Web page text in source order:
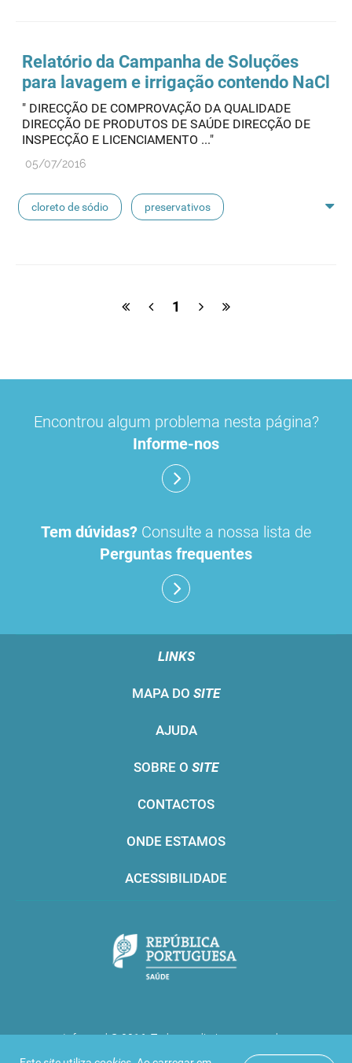
pensos lancetas luvas cirúrgicas
concentrados de hemodiálise lavagem nasal
Relatório da Campanha de Soluções
para lavagem e irrigação contendo NaCl
" DIRECÇÃO DE COMPROVAÇÃO DA QUALIDADE
DIRECÇÃO DE PRODUTOS DE SAÚDE DIRECÇÃO DE
INSPECÇÃO E LICENCIAMENTO ..."
05/07/2016
cloreto de sódio preservativos
concentrados de hemodiálise lavagem nasal
linhas de perfusão desinfetantes
1
Encontrou algum problema nesta página?
Informe-nos
Tem dúvidas? Consulte a nossa lista de
Perguntas frequentes
LINKS
MAPA DO SITE
AJUDA
SOBRE O SITE
CONTACTOS
ONDE ESTAMOS
ACESSIBILIDADE
Infarmed © 2016. Todos os direitos reservados